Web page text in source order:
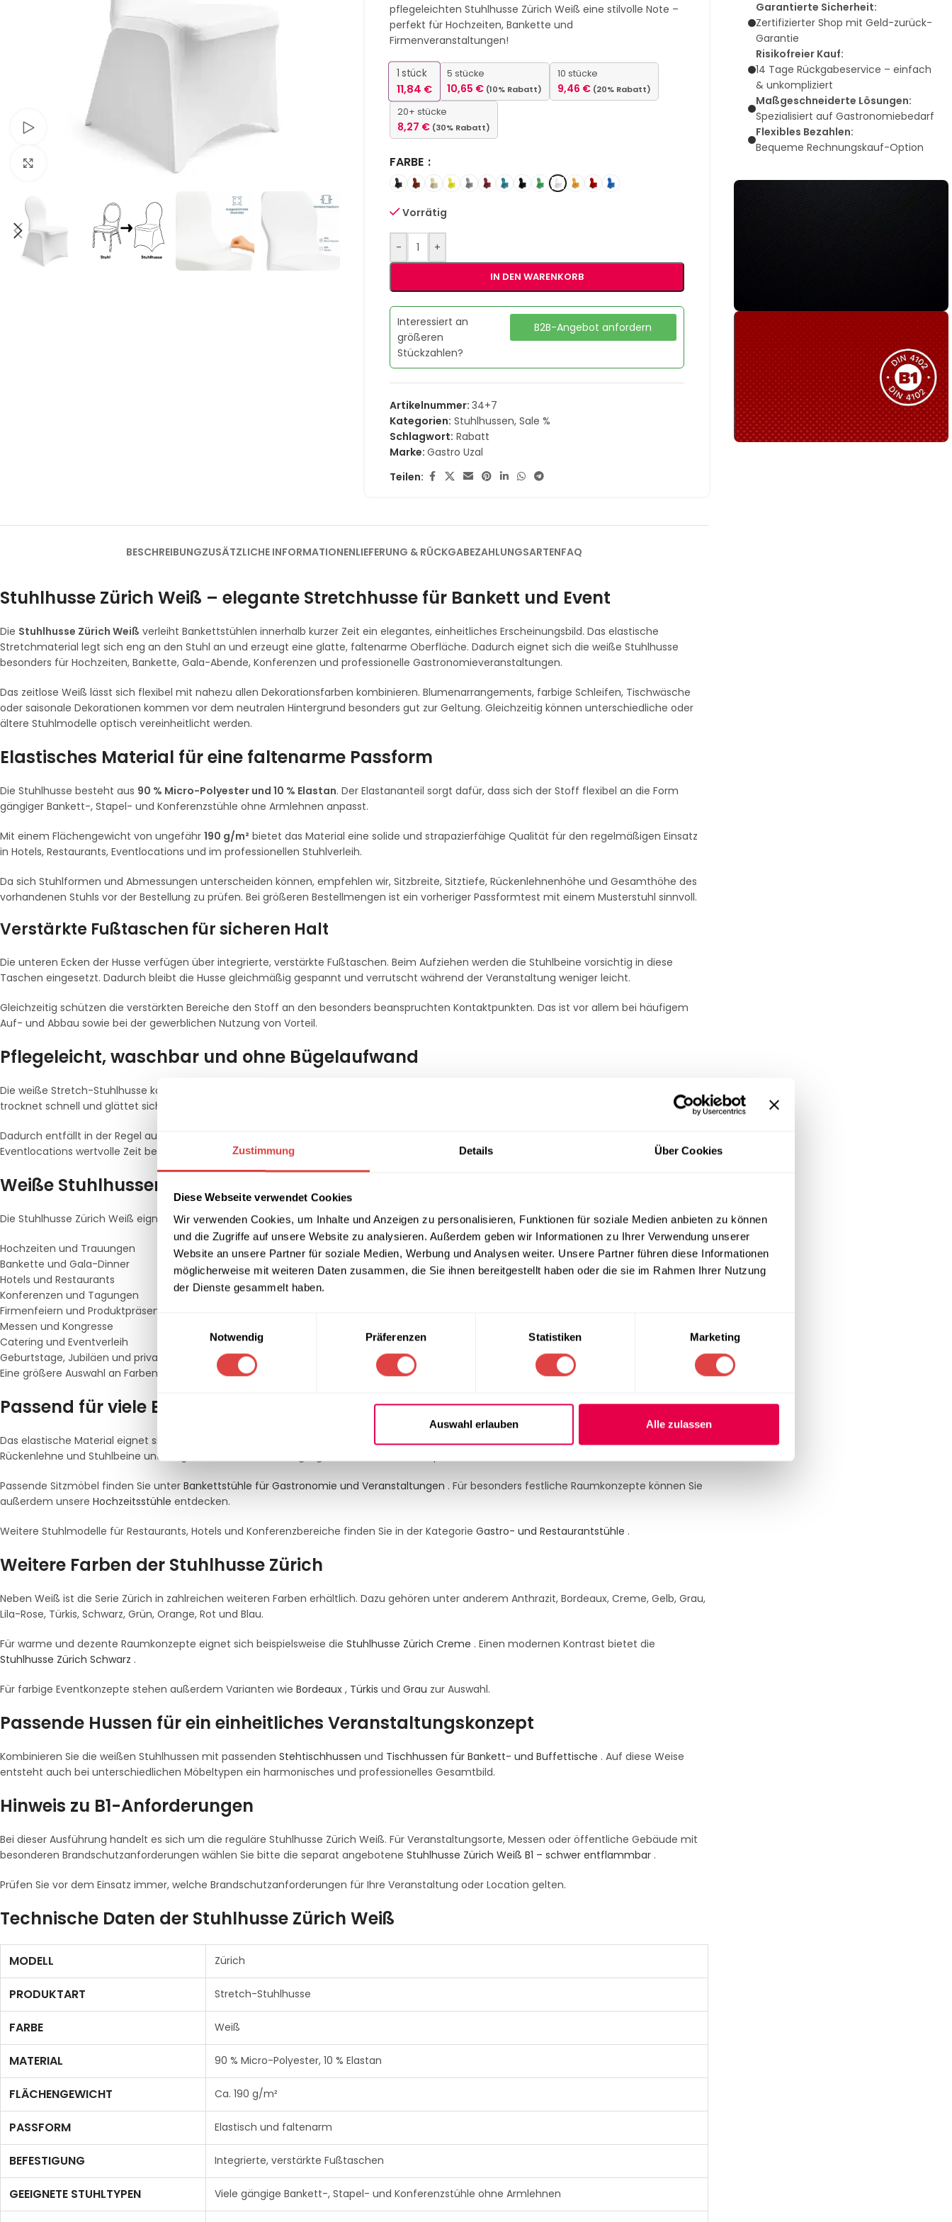
Zustimmung Details Über Cookies
Diese Webseite verwendet Cookies
Wir verwenden Cookies, um Inhalte und Anzeigen zu personalisieren, Funktionen für soziale Medien anbieten zu können
und die Zugriffe auf unsere Website zu analysieren. Außerdem geben wir Informationen zu Ihrer Verwendung unserer
Website an unsere Partner für soziale Medien, Werbung und Analysen weiter. Unsere Partner führen diese Informationen
möglicherweise mit weiteren Daten zusammen, die Sie ihnen bereitgestellt haben oder die sie im Rahmen Ihrer Nutzung
der Dienste gesammelt haben.
Notwendig
Präferenzen Statistiken Marketing
Auswahl erlauben Alle zulassen
Schau Video
Klick zum Vergrößern
pflegeleichten Stuhlhusse Zürich Weiß eine stilvolle Note –
perfekt für Hochzeiten, Bankette und
Firmenveranstaltungen!
1 stück
11,84 €
5 stücke
10,65 € (10% Rabatt)
10 stücke
9,46 € (20% Rabatt)
20+ stücke
8,27 € (30% Rabatt)
FARBE
Vorrätig
- +
IN DEN WARENKORB
Interessiert an
größeren
Stückzahlen?
B2B-Angebot anfordern
Artikelnummer:34+7
Kategorien: Stuhlhussen, Sale %
Schlagwort: Rabatt
Marke:Gastro Uzal
Teilen:
BESCHREIBUNGZUSÄTZLICHE INFORMATIONENLIEFERUNG & RÜCKGABEZAHLUNGSARTENFAQ
Stuhlhusse Zürich Weiß – elegante Stretchhusse für Bankett und Event
Die Stuhlhusse Zürich Weiß verleiht Bankettstühlen innerhalb kurzer Zeit ein elegantes, einheitliches Erscheinungsbild. Das elastische
Stretchmaterial legt sich eng an den Stuhl an und erzeugt eine glatte, faltenarme Oberfläche. Dadurch eignet sich die weiße Stuhlhusse
besonders für Hochzeiten, Bankette, Gala-Abende, Konferenzen und professionelle Gastronomieveranstaltungen.
Das zeitlose Weiß lässt sich flexibel mit nahezu allen Dekorationsfarben kombinieren. Blumenarrangements, farbige Schleifen, Tischwäsche
oder saisonale Dekorationen kommen vor dem neutralen Hintergrund besonders gut zur Geltung. Gleichzeitig können unterschiedliche oder
ältere Stuhlmodelle optisch vereinheitlicht werden.
Elastisches Material für eine faltenarme Passform
Die Stuhlhusse besteht aus 90 % Micro-Polyester und 10 % Elastan. Der Elastananteil sorgt dafür, dass sich der Stoff flexibel an die Form
gängiger Bankett-, Stapel- und Konferenzstühle ohne Armlehnen anpasst.
Mit einem Flächengewicht von ungefähr 190 g/m² bietet das Material eine solide und strapazierfähige Qualität für den regelmäßigen Einsatz
in Hotels, Restaurants, Eventlocations und im professionellen Stuhlverleih.
Da sich Stuhlformen und Abmessungen unterscheiden können, empfehlen wir, Sitzbreite, Sitztiefe, Rückenlehnenhöhe und Gesamthöhe des
vorhandenen Stuhls vor der Bestellung zu prüfen. Bei größeren Bestellmengen ist ein vorheriger Passformtest mit einem Musterstuhl sinnvoll.
Verstärkte Fußtaschen für sicheren Halt
Die unteren Ecken der Husse verfügen über integrierte, verstärkte Fußtaschen. Beim Aufziehen werden die Stuhlbeine vorsichtig in diese
Taschen eingesetzt. Dadurch bleibt die Husse gleichmäßig gespannt und verrutscht während der Veranstaltung weniger leicht.
Gleichzeitig schützen die verstärkten Bereiche den Stoff an den besonders beanspruchten Kontaktpunkten. Das ist vor allem bei häufigem
Auf- und Abbau sowie bei der gewerblichen Nutzung von Vorteil.
Pflegeleicht, waschbar und ohne Bügelaufwand
Die weiße Stretch-Stuhlhusse kann entsprechend dem Pflegeetikett bei bis zu
gereinigt werden. Das Material
trocknet schnell und glättet sich beim erneuten Aufziehen durch die Spannung am Stuhl.
Dadurch entfällt in der Regel aufwendiges Bügeln. Gerade bei Veranstaltungen mit vielen Sitzplätzen sparen Cateringunternehmen, Hotels und
Eventlocations wertvolle Zeit bei Vorbereitung, Reinigung und Lagerung.
Weiße Stuhlhussen für Hochzeit, Gastronomie und Veranstaltungen
Die Stuhlhusse Zürich Weiß eignet sich für zahlreiche gewerbliche und private Einsatzbereiche:
Hochzeiten und Trauungen
Bankette und Gala-Dinner
Hotels und Restaurants
Konferenzen und Tagungen
Firmenfeiern und Produktpräsentationen
Messen und Kongresse
Catering und Eventverleih
Geburtstage, Jubiläen und private Feiern
Eine größere Auswahl an Farben, Materialien und Ausführungen finden Sie in unserer Kategorie
Stuhlhussen für Hochzeiten und Events
Passend für viele Bankett- und Konferenzstühle
Das elastische Material eignet sich insbesondere für gängige Bankett-, Stapel- und Konferenzstühle ohne Armlehnen. Es verdeckt Sitzfläche,
Rückenlehne und Stuhlbeine und sorgt dadurch für eine ruhige, geschlossene Gesamtoptik.
Passende Sitzmöbel finden Sie unter Bankettstühle für Gastronomie und Veranstaltungen . Für besonders festliche Raumkonzepte können Sie
außerdem unsere Hochzeitsstühle entdecken.
Weitere Stuhlmodelle für Restaurants, Hotels und Konferenzbereiche finden Sie in der Kategorie Gastro- und Restaurantstühle .
Weitere Farben der Stuhlhusse Zürich
Neben Weiß ist die Serie Zürich in zahlreichen weiteren Farben erhältlich. Dazu gehören unter anderem Anthrazit, Bordeaux, Creme, Gelb, Grau,
Lila-Rose, Türkis, Schwarz, Grün, Orange, Rot und Blau.
Für warme und dezente Raumkonzepte eignet sich beispielsweise die Stuhlhusse Zürich Creme . Einen modernen Kontrast bietet die
Stuhlhusse Zürich Schwarz .
Für farbige Eventkonzepte stehen außerdem Varianten wie Bordeaux , Türkis und Grau zur Auswahl.
Passende Hussen für ein einheitliches Veranstaltungskonzept
Kombinieren Sie die weißen Stuhlhussen mit passenden Stehtischhussen und Tischhussen für Bankett- und Buffettische . Auf diese Weise
entsteht auch bei unterschiedlichen Möbeltypen ein harmonisches und professionelles Gesamtbild.
Hinweis zu B1-Anforderungen
Bei dieser Ausführung handelt es sich um die reguläre Stuhlhusse Zürich Weiß. Für Veranstaltungsorte, Messen oder öffentliche Gebäude mit
besonderen Brandschutzanforderungen wählen Sie bitte die separat angebotene Stuhlhusse Zürich Weiß B1 – schwer entflammbar .
Prüfen Sie vor dem Einsatz immer, welche Brandschutzanforderungen für Ihre Veranstaltung oder Location gelten.
Technische Daten der Stuhlhusse Zürich Weiß
MODELL Zürich
PRODUKTART Stretch-Stuhlhusse
FARBE Weiß
MATERIAL 90 % Micro-Polyester, 10 % Elastan
FLÄCHENGEWICHT Ca. 190 g/m²
PASSFORM Elastisch und faltenarm
BEFESTIGUNG Integrierte, verstärkte Fußtaschen
GEEIGNETE STUHLTYPEN Viele gängige Bankett-, Stapel- und Konferenzstühle ohne Armlehnen
Garantierte Sicherheit:
Zertifizierter Shop mit Geld-zurück-
Garantie
Risikofreier Kauf:
14 Tage Rückgabeservice – einfach
& unkompliziert
Maßgeschneiderte Lösungen:
Spezialisiert auf Gastronomiebedarf
Flexibles Bezahlen:
Bequeme Rechnungskauf-Option
Sie haben nicht das passende
Produkt gefunden?
Wir helfen Ihnen gerne weiter!